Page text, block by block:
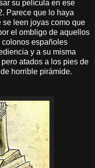
su película en ese
Parece que lo haya
se leen joyas como que
el ombligo de aquellos
españoles
y a su misma
atados a los pies de
horrible pirámide.